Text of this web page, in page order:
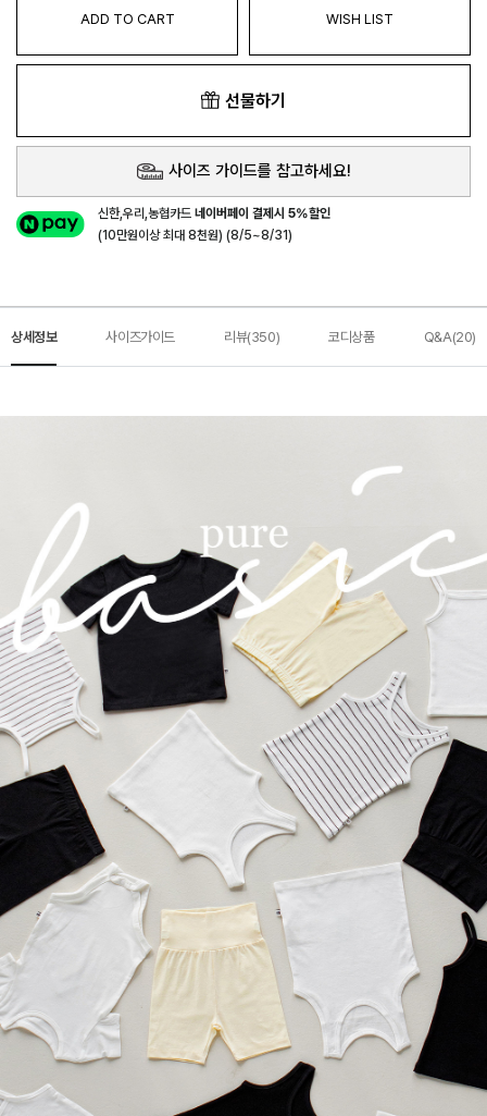
ADD TO CART WISH LIST
선물하기
사이즈 가이드를 참고하세요!
신한,우리,농협카드네이버페이 결제시 5%할인
(10만원이상 최대 8천원) (8/5~8/31)
상세정보 사이즈가이드 리뷰(350) 코디상품 Q&A(20)